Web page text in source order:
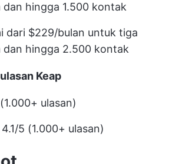
dan hingga 1.500 kontak
dari $229/bulan untuk tiga
dan hingga 2.500 kontak
Keap
ulasan)
4.1/5 (1.000+ ulasan)